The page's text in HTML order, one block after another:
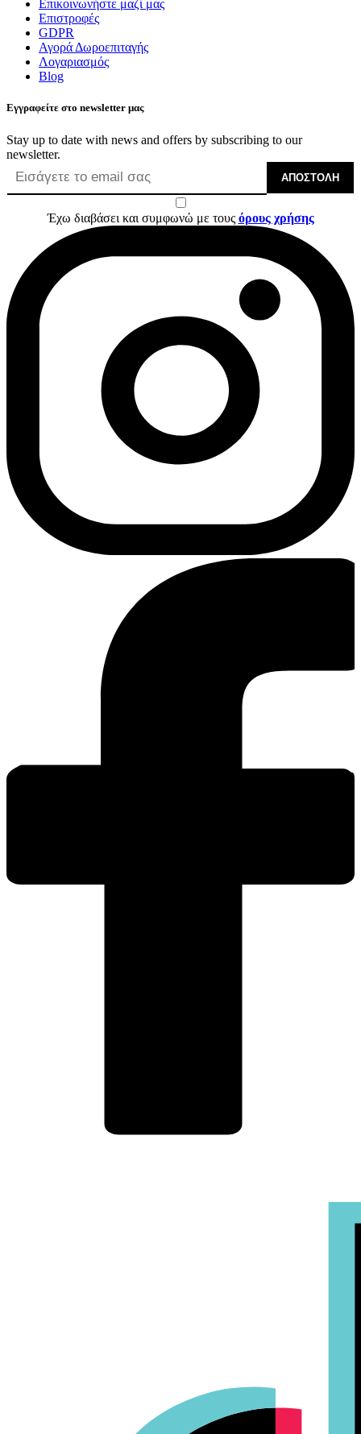
Επικοινωνήστε μαζί μας
Επιστροφές
GDPR
Αγορά Δωροεπιταγής
Λογαριασμός
Blog
Εγγραφείτε στο newsletter μας
Stay up to date with news and offers by subscribing to our
newsletter.
ΑΠΟΣΤΟΛΉ
Έχω διαβάσει και συμφωνώ με τους όρους χρήσης